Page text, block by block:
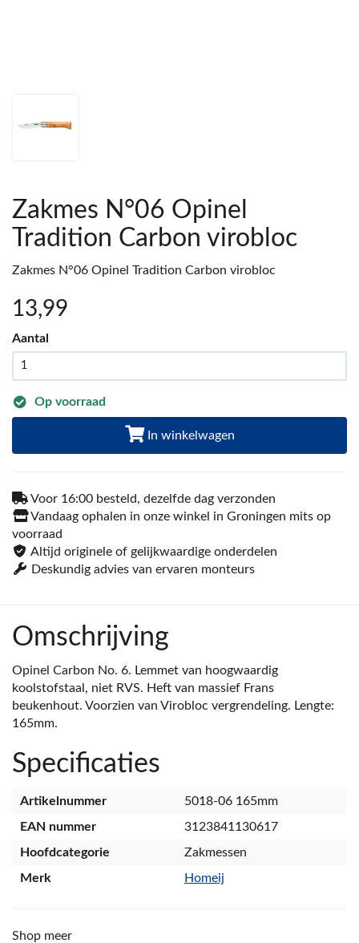
Zakmes N°06 Opinel
Tradition Carbon virobloc
Zakmes N°06 Opinel Tradition Carbon virobloc
13,99
Aantal
Op voorraad
In winkelwagen
Voor 16:00 besteld, dezelfde dag verzonden
Vandaag ophalen in onze winkel in Groningen mits op
voorraad
Altijd originele of gelijkwaardige onderdelen
Deskundig advies van ervaren monteurs
Omschrijving
Opinel Carbon No. 6. Lemmet van hoogwaardig
koolstofstaal, niet RVS. Heft van massief Frans
beukenhout. Voorzien van Virobloc vergrendeling. Lengte:
165mm.
Specificaties
Artikelnummer
5018-06 165mm
EAN nummer
3123841130617
Hoofdcategorie
Zakmessen
Merk
Homeij
Shop meer